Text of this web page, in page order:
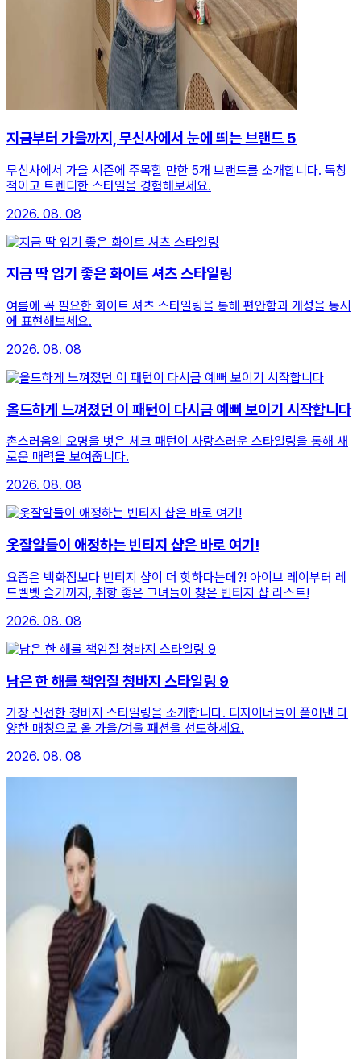
지금부터 가을까지, 무신사에서 눈에 띄는 브랜드 5
무신사에서 가을 시즌에 주목할 만한 5개 브랜드를 소개합니다. 독창
적이고 트렌디한 스타일을 경험해보세요.
2026. 08. 08
지금 딱 입기 좋은 화이트 셔츠 스타일링
여름에 꼭 필요한 화이트 셔츠 스타일링을 통해 편안함과 개성을 동시
에 표현해보세요.
2026. 08. 08
올드하게 느껴졌던 이 패턴이 다시금 예뻐 보이기 시작합니다
촌스러움의 오명을 벗은 체크 패턴이 사랑스러운 스타일링을 통해 새
로운 매력을 보여줍니다.
2026. 08. 08
옷잘알들이 애정하는 빈티지 샵은 바로 여기!
요즘은 백화점보다 빈티지 샵이 더 핫하다는데?! 아이브 레이부터 레
드벨벳 슬기까지, 취향 좋은 그녀들이 찾은 빈티지 샵 리스트!
2026. 08. 08
남은 한 해를 책임질 청바지 스타일링 9
가장 신선한 청바지 스타일링을 소개합니다. 디자이너들이 풀어낸 다
양한 매칭으로 올 가을/겨울 패션을 선도하세요.
2026. 08. 08